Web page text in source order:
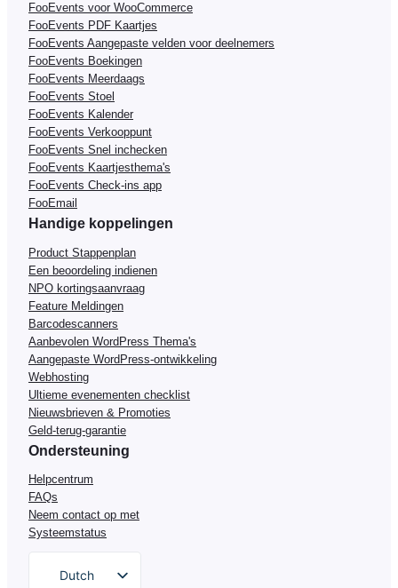
FooEvents voor WooCommerce
FooEvents PDF Kaartjes
FooEvents Aangepaste velden voor deelnemers
FooEvents Boekingen
FooEvents Meerdaags
FooEvents Stoel
FooEvents Kalender
FooEvents Verkooppunt
FooEvents Snel inchecken
FooEvents Kaartjesthema's
FooEvents Check-ins app
FooEmail
Handige koppelingen
Product Stappenplan
Een beoordeling indienen
NPO kortingsaanvraag
Feature Meldingen
Barcodescanners
Aanbevolen WordPress Thema's
Aangepaste WordPress-ontwikkeling
Webhosting
Ultieme evenementen checklist
Nieuwsbrieven & Promoties
Geld-terug-garantie
Ondersteuning
Helpcentrum
FAQs
Neem contact op met
Systeemstatus
Dutch